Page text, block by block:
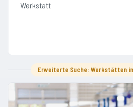
Werkstatt
Erweiterte Suche: Werkstätten